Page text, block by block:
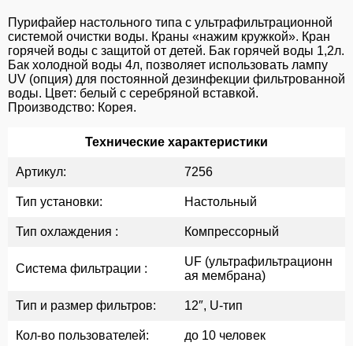
Пурифайер настольного типа с ультрафильтрационной
системой очистки воды. Краны «нажим кружкой». Кран
горячей воды с защитой от детей. Бак горячей воды 1,2л.
Бак холодной воды 4л, позволяет использовать лампу
UV (опция) для постоянной дезинфекции фильтрованной
воды. Цвет: белый с серебряной вставкой.
Производство: Корея.
Технические характеристики
Артикул: 7256
Тип установки: Настольный
Тип охлаждения : Компрессорный
Система фильтрации :
UF (ультрафильтрационн
ая мембрана)
Тип и размер фильтров: 12″, U-тип
Кол-во пользователей: до 10 человек